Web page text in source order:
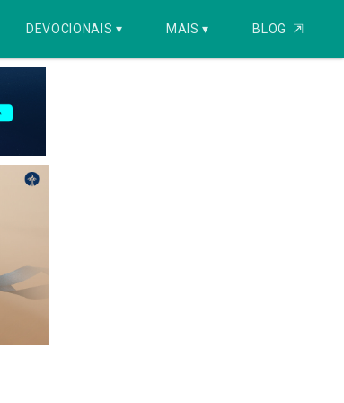
DEVOCIONAIS ▾ MAIS ▾ BLOG ⇱